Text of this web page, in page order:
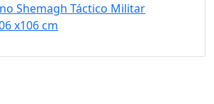
Shemagh Táctico Militar
x106 cm